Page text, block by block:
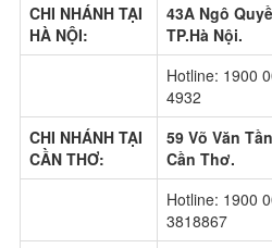
CHI NHÁNH TẠI
HÀ NỘI:
43A Ngô
TP.Hà Nội.
Hotline:
4932
CHI NHÁNH TẠI
CẦN THƠ:
59 Võ Văn
Cần Thơ.
Hotline: 1900
3818867